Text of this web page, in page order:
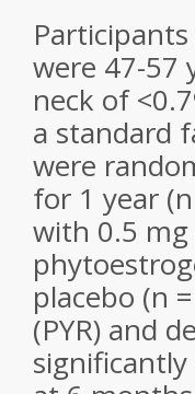
were 47-57
neck of
a standard
were
for 1 year
with 0.5
placebo (n
(PYR) and